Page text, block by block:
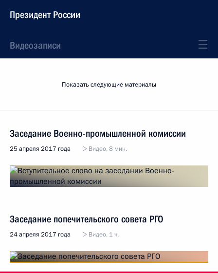
Президент России
Видеозаписи
Показать следующие материалы
Заседание Военно-промышленной комиссии
25 апреля 2017 года Видео, 8 мин.
Заседание попечительского совета РГО
24 апреля 2017 года Видео, 1 ч.